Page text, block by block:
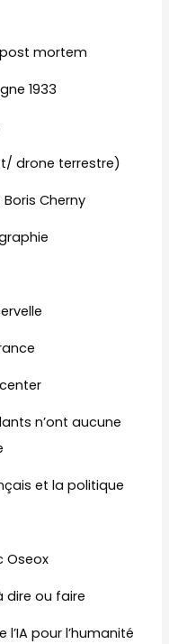
mortem
1933
drone terrestre)
Boris Cherny
n’ont aucune
et la politique
Oseox
dire ou faire
pour l’humanité